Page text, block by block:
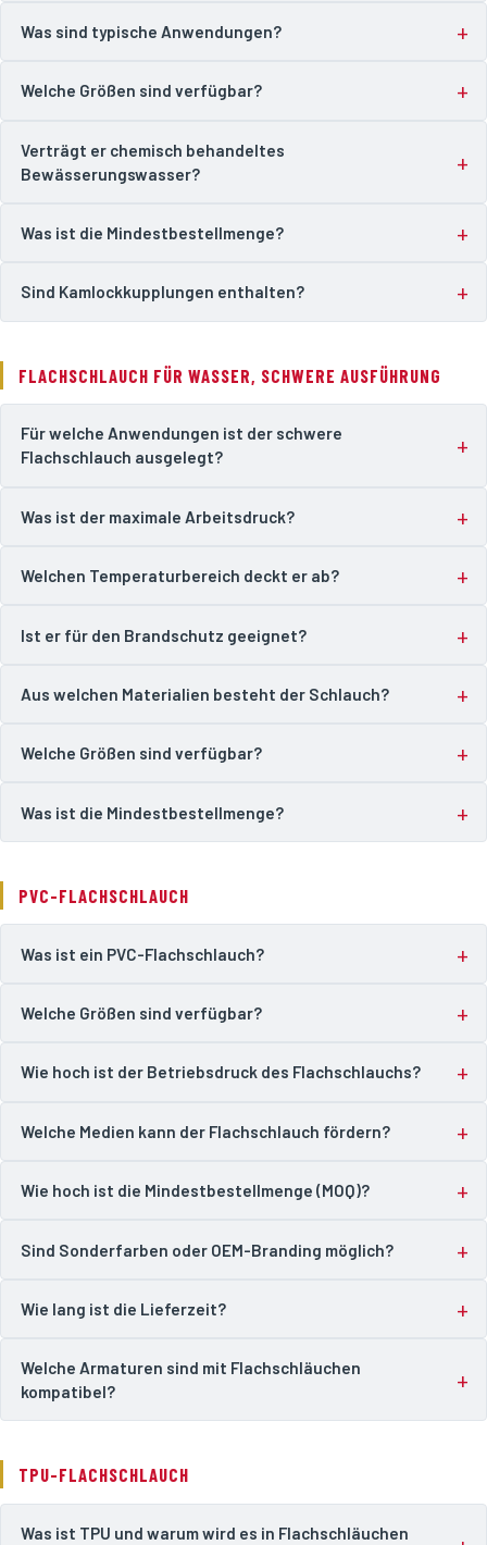
Was sind typische Anwendungen?
Welche Größen sind verfügbar?
Verträgt er chemisch behandeltes
Bewässerungswasser?
Was ist die Mindestbestellmenge?
Sind Kamlockkupplungen enthalten?
FLACHSCHLAUCH FÜR WASSER, SCHWERE AUSFÜHRUNG
Für welche Anwendungen ist der schwere
Flachschlauch ausgelegt?
Was ist der maximale Arbeitsdruck?
Welchen Temperaturbereich deckt er ab?
Ist er für den Brandschutz geeignet?
Aus welchen Materialien besteht der Schlauch?
Welche Größen sind verfügbar?
Was ist die Mindestbestellmenge?
PVC-FLACHSCHLAUCH
Was ist ein PVC-Flachschlauch?
Welche Größen sind verfügbar?
Wie hoch ist der Betriebsdruck des Flachschlauchs?
Welche Medien kann der Flachschlauch fördern?
Wie hoch ist die Mindestbestellmenge (MOQ)?
Sind Sonderfarben oder OEM-Branding möglich?
Wie lang ist die Lieferzeit?
Welche Armaturen sind mit Flachschläuchen
kompatibel?
TPU-FLACHSCHLAUCH
Was ist TPU und warum wird es in Flachschläuchen